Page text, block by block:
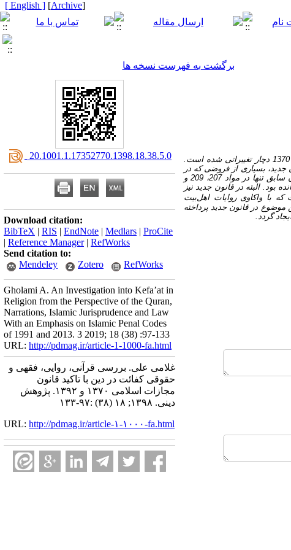
[
Archive
]
[ English ]
برگشت به فهرست نسخه ها
قانون مجازات اسلامی مصوب 1392 در موضوع کفائت جانی و مجنی‌علیه در دین، نسبت به قانون مجازات اسلامی مصوب 1370 دچار تغییراتی شده است.
جدید، رفع ابهامات قانون سابق در این موضوع بوده و به همین دلیل در مواد 301، 310 و 311 قانون جدید، بسیاری از فروضی که در
قانون سابق مغفول مانده بود، مورد توجه قرار گرفته و به صراحت در خصوص آنها تعیین تکلیف شده است در حالی‌که قانون سابق تنها در مواد 207، 209 و
بود. البته در قانون جدید نیز
با واکاوی روایات اهل‌بیت
موضوع در قانون جدید پرداخته
گردد.
‎ 20.1001.1.17352770.1398.18.38.5.0
Download citation:
BibTeX | RIS | EndNote | Medlars | ProCite
| Reference Manager| RefWorks
Send citation to:
Mendeley
Zotero RefWorks
Gholami A. An Investigation into Kefa’at in
Religion from the Perspective of the Quran,
Narrations, Islamic Jurisprudence and Law
With an Emphasis on Islamic Penal Codes
of 1991 and 2013. 3 2019; 18 (38) :97-133
URL: http://pdmag.ir/article-1-1000-fa.html
غلامی علی. بررسی قرآنی، روایی، فقهی و
حقوقی کفائت در دین با تاکید قانون
مجازات اسلامی ۱۳۷۰ و ۱۳۹۲. پژوهش
دینی. ۱۳۹۸; ۱۸ (۳۸) :۹۷-۱۳۳
URL: http://pdmag.ir/article-۱-۱۰۰۰-fa.html